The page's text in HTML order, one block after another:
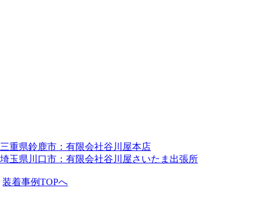
三重県鈴鹿市：有限会社谷川屋本店
埼玉県川口市：有限会社谷川屋さいたま出張所
装着事例TOPへ